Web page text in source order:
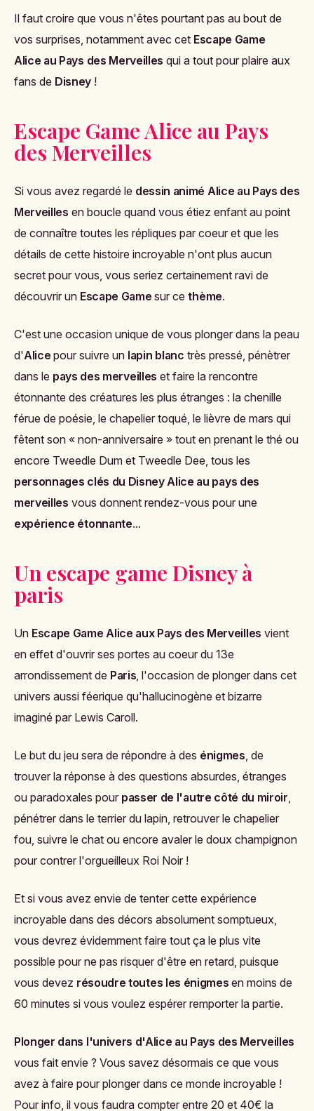
Il faut croire que vous n'êtes pourtant pas au bout de
vos surprises, notamment avec cet Escape Game
Alice au Pays des Merveilles qui a tout pour plaire aux
fans de Disney !
Escape Game Alice au Pays
des Merveilles
Si vous avez regardé le dessin animé Alice au Pays des
Merveilles en boucle quand vous étiez enfant au point
de connaître toutes les répliques par coeur et que les
détails de cette histoire incroyable n'ont plus aucun
secret pour vous, vous seriez certainement ravi de
découvrir un Escape Game sur cethème.
C'est une occasion unique de vous plonger dans la peau
d'Alice pour suivre un lapin blanc très pressé, pénètrer
dans le pays des merveilles et faire la rencontre
étonnante des créatures les plus étranges : la chenille
férue de poésie, le chapelier toqué, le lièvre de mars qui
fêtent son « non-anniversaire » tout en prenant le thé ou
encore Tweedle Dum et Tweedle Dee, tous les
personnages clés du Disney Alice au pays des
merveilles vous donnent rendez-vous pour une
expérience étonnante...
Un escape game Disney à
paris
Un Escape Game Alice aux Pays des Merveilles vient
en effet d'ouvrir ses portes au coeur du 13e
arrondissement de Paris, l'occasion de plonger dans cet
univers aussi féerique qu'hallucinogène et bizarre
imaginé par Lewis Caroll.
Le but du jeu sera de répondre à des énigmes, de
trouver la réponse à des questions absurdes, étranges
ou paradoxales pour passer de l'autre côté du miroir,
pénétrer dans le terrier du lapin, retrouver le chapelier
fou, suivre le chat ou encore avaler le doux champignon
pour contrer l'orgueilleux Roi Noir !
Et si vous avez envie de tenter cette expérience
incroyable dans des décors absolument somptueux,
vous devrez évidemment faire tout ça le plus vite
possible pour ne pas risquer d'être en retard, puisque
vous devez résoudre toutes les énigmes en moins de
60 minutes si vous voulez espérer remporter la partie.
Plonger dans l'univers d'Alice au Pays des Merveilles
vous fait envie ? Vous savez désormais ce que vous
avez à faire pour plonger dans ce monde incroyable !
Pour info, il vous faudra compter entre 20 et 40€ la